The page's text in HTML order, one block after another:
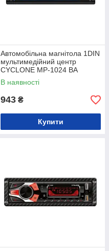
Автомобільна магнітола 1DIN
мультимедійний центр
CYCLONE MP-1024 BA
В наявності
943 ₴
Купити